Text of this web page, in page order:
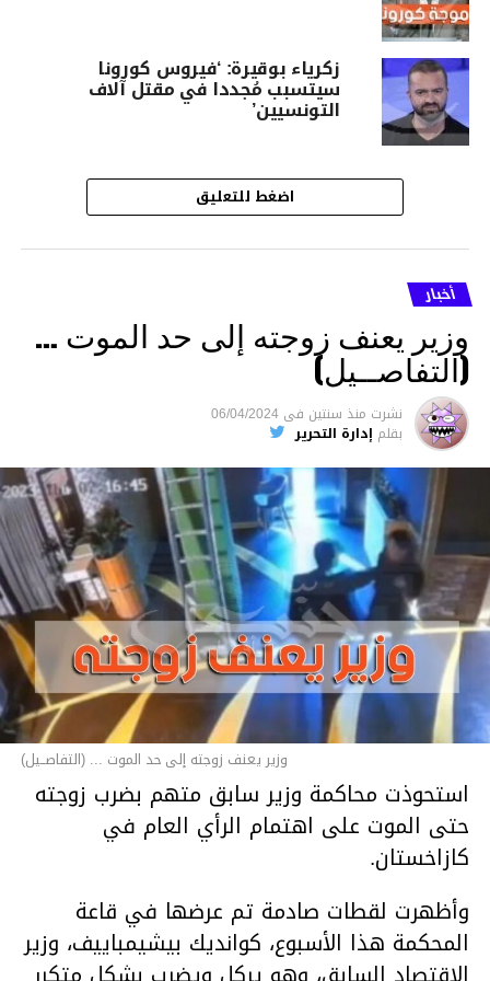
زكرياء بوقيرة: ‘فيروس كورونا
سيتسبب مُجددا في مقتل آلاف
التونسيين’
اضغط للتعليق
أخبار
وزير يعنف زوجته إلى حد الموت …
(التفاصــيل)
نشرت منذ سنتين فى 06/04/2024
بقلم إدارة التحرير
وزير يعنف زوجته إلى حد الموت ... (التفاصــيل)
استحوذت محاكمة وزير سابق متهم بضرب زوجته
حتى الموت على اهتمام الرأي العام في
كازاخستان.
وأظهرت لقطات صادمة تم عرضها في قاعة
المحكمة هذا الأسبوع، كوانديك بيشيمباييف، وزير